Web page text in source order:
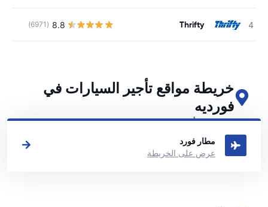
Thrifty
8.8
(6971)
خريطة مواقع تأجير السيارات في
فورديه
اطلع على مواقع تأجير السيارات الرئيسية لدينا في فورديه
مطار فورد
عرض على الخريطة